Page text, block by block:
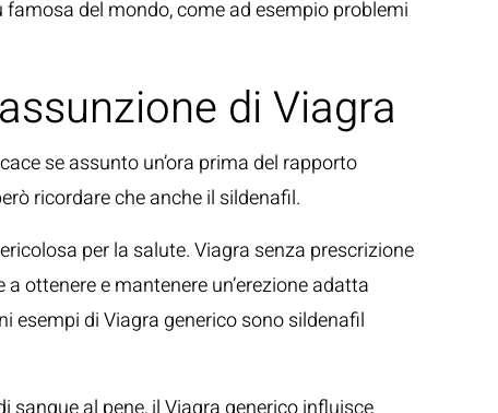
del mondo, come ad esempio problemi
di Viagra
se assunto un’ora prima del rapporto
ricordare che anche il sildenafil.
per la salute. Viagra senza prescrizione
ottenere e mantenere un’erezione adatta
esempi di Viagra generico sono sildenafil